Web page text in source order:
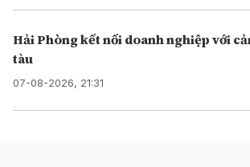
Hải Phòng kết nối doanh nghiệp với
tàu
07-08-2026, 21:31